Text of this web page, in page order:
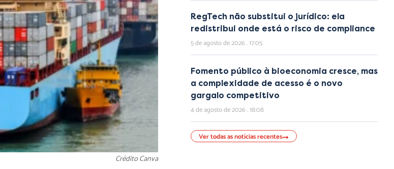
Crédito Canva
RegTech não substitui o jurídico: ela
redistribui onde está o risco de compliance
5 de agosto de 2026 17:05
Fomento público à bioeconomia cresce, mas
a complexidade de acesso é o novo
gargalo competitivo
4 de agosto de 2026 18:08
Ver todas as notícias recentes